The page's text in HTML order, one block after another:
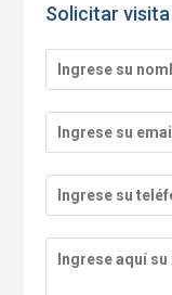
Solicitar visita